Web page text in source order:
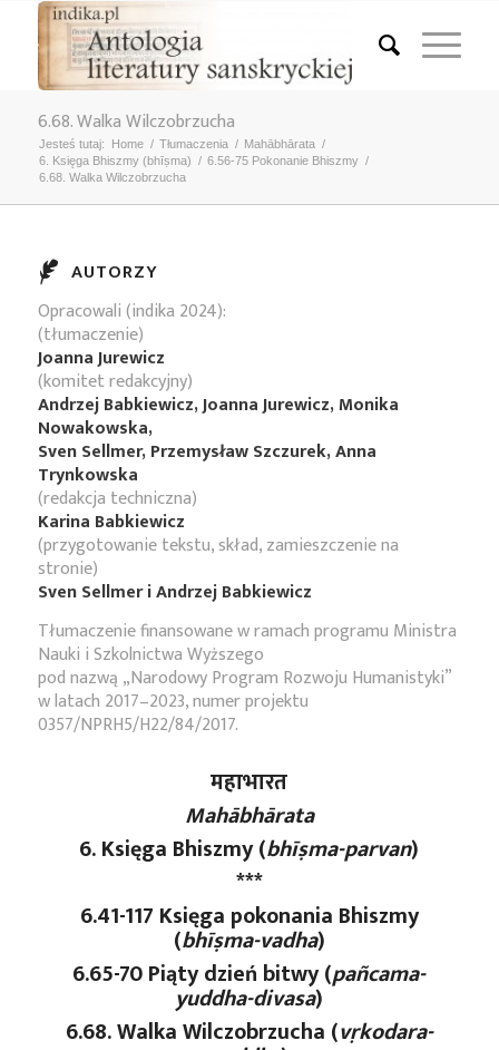
6.68. Walka Wilczobrzucha
Jesteś tutaj: Home / Tłumaczenia / Mahābhārata /
6. Księga Bhiszmy (bhīṣma) / 6.56-75 Pokonanie Bhiszmy /
6.68. Walka Wilczobrzucha
AUTORZY
Opracowali (indika 2024):
(tłumaczenie)
Joanna Jurewicz
(komitet redakcyjny)
Andrzej Babkiewicz, Joanna Jurewicz, Monika
Nowakowska,
Sven Sellmer, Przemysław Szczurek, Anna
Trynkowska
(redakcja techniczna)
Karina Babkiewicz
(przygotowanie tekstu, skład, zamieszczenie na
stronie)
Sven Sellmer i Andrzej Babkiewicz
Tłumaczenie finansowane w ramach programu Ministra
Nauki i Szkolnictwa Wyższego
pod nazwą „Narodowy Program Rozwoju Humanistyki”
w latach 2017–2023, numer projektu
0357/NPRH5/H22/84/2017.
महाभारत
Mahābhārata
6. Księga Bhiszmy (bhīṣma-parvan)
***
6.41-117 Księga pokonania Bhiszmy
(bhīṣma-vadha)
6.65-70 Piąty dzień bitwy (pañcama-
yuddha-divasa)
6.68. Walka Wilczobrzucha (vṛkodara-